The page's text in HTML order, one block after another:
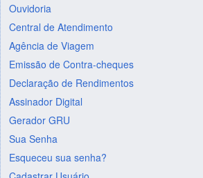
Ouvidoria
Central de Atendimento
Agência de Viagem
Emissão de Contra-cheques
Declaração de Rendimentos
Assinador Digital
Gerador GRU
Sua Senha
Esqueceu sua senha?